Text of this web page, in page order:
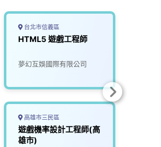
台北市信義區
HTML5 遊戲工程師
夢幻互娛國際有限公司
高雄市三民區
遊戲機率設計工程師(高
雄市)